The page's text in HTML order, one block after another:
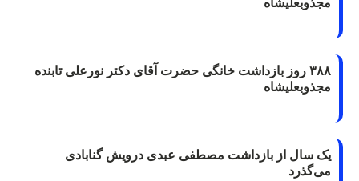
۳۸۸ روز بازداشت خانگی حضرت آقای دکتر نورعلی تابنده
مجذوبعلیشاه
یک سال از بازداشت مصطفی عبدی درویش گنابادی
می‌گذرد